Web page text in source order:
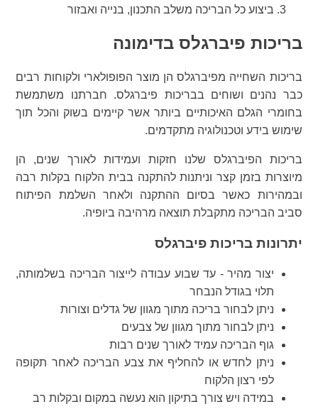
ביצוע כל הבריכה משלב התכנון, בנייה ואבזור
בריכות פיברגלס בדימונה
בריכות השחייה מפיברגלס הן מוצר הפופולארי ולקוחות רבים
כבר נהנים ושוחים בבריכות פיברגלס. חברתנו משתמשת
בחומרי הגלם האיכותיים ביותר אשר קיימים בשוק והכל תוך
שימוש בידע וטכנולוגיה מתקדמים.
בריכות הפיברגלס שלנו חזקות ועמידות לאורך שנים, הן
מיוצרות בזמן קצר וניתנות להתקנה בבית הלקוח בקלות רבה
ובמהירות כאשר בסיום ההתקנה ולאחר השלמת הפיתוח
סביב הבריכה מתקבלת תוצאה מרהיבה ביופיה.
יתרונות בריכות פיברגלס
יצור מהיר - עד שבוע עבודה לייצור הבריכה בשלמותה,
תלוי בגודל הנבחר
ניתן לבחור בריכה מתוך מגוון של גדלים וצורות
ניתן לבחור מתוך מגוון של צבעים
גוף הבריכה עמיד לאורך שנים רבות
ניתן לחדש או להחליף את צבע הבריכה לאחר תקופה
לפי רצון הלקוח
במידה ויש צורך בתיקון הוא נעשה במקום ובקלות רב